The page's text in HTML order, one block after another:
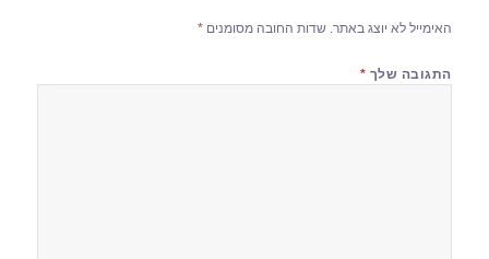
האימייל לא יוצג באתר. שדות החובה מסומנים*
התגובה שלך *